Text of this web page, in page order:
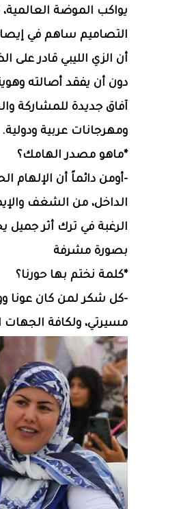
يواكب الموضة العالمية،
التصاميم ساهم في
أن الزي الليبي قادر على
دون أن يفقد أصالته
آفاق جديدة للمشاركة
ومهرجانات عربية ودولية.
*ماهو مصدر الهامك؟
-أومن دائماً أن الإلهام
الداخل، من الشغف
الرغبة في ترك أثر
بصورة مشرفة
*كلمة نختم بها حورنا؟
-كل شكر لمن كان عونا
مسيرتي، ولكافة الجهات